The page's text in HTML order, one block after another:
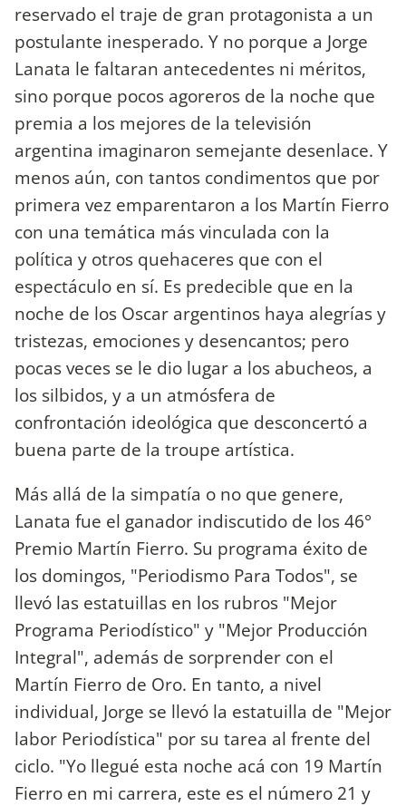
reservado el traje de gran protagonista a un
postulante inesperado. Y no porque a Jorge
Lanata le faltaran antecedentes ni méritos,
sino porque pocos agoreros de la noche que
premia a los mejores de la televisión
argentina imaginaron semejante desenlace. Y
menos aún, con tantos condimentos que por
primera vez emparentaron a los Martín Fierro
con una temática más vinculada con la
política y otros quehaceres que con el
espectáculo en sí. Es predecible que en la
noche de los Oscar argentinos haya alegrías y
tristezas, emociones y desencantos; pero
pocas veces se le dio lugar a los abucheos, a
los silbidos, y a un atmósfera de
confrontación ideológica que desconcertó a
buena parte de la troupe artística.
Más allá de la simpatía o no que genere,
Lanata fue el ganador indiscutido de los 46°
Premio Martín Fierro. Su programa éxito de
los domingos, "Periodismo Para Todos", se
llevó las estatuillas en los rubros "Mejor
Programa Periodístico" y "Mejor Producción
Integral", además de sorprender con el
Martín Fierro de Oro. En tanto, a nivel
individual, Jorge se llevó la estatuilla de "Mejor
labor Periodística" por su tarea al frente del
ciclo. "Yo llegué esta noche acá con 19 Martín
Fierro en mi carrera, este es el número 21 y